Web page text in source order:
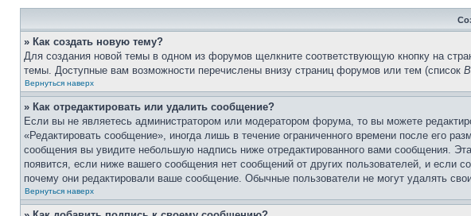
» Как создать новую тему?
Для создания новой темы в одном из форумов щелкните соответствующую кнопку на
темы. Доступные вам возможности перечислены внизу страниц форумов или тем (список
Вернуться наверх
» Как отредактировать или удалить сообщение?
Если вы не являетесь администратором или модератором форума, то вы можете
«Редактировать сообщение», иногда лишь в течение ограниченного времени после его
сообщения вы увидите небольшую надпись ниже отредактированного вами сообщения.
появится, если ниже вашего сообщения нет сообщений от других пользователей, и если
почему они редактировали ваше сообщение. Обычные пользователи не могут удалять
Вернуться наверх